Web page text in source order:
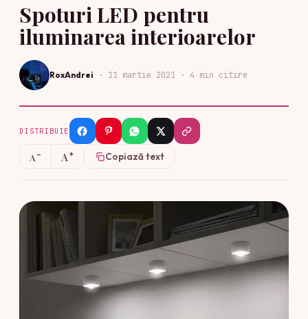
Spoturi LED pentru
iluminarea interioarelor
RoxAndrei · 11 martie 2021 · 4 min citire
DISTRIBUIE
A− A+ Copiază text